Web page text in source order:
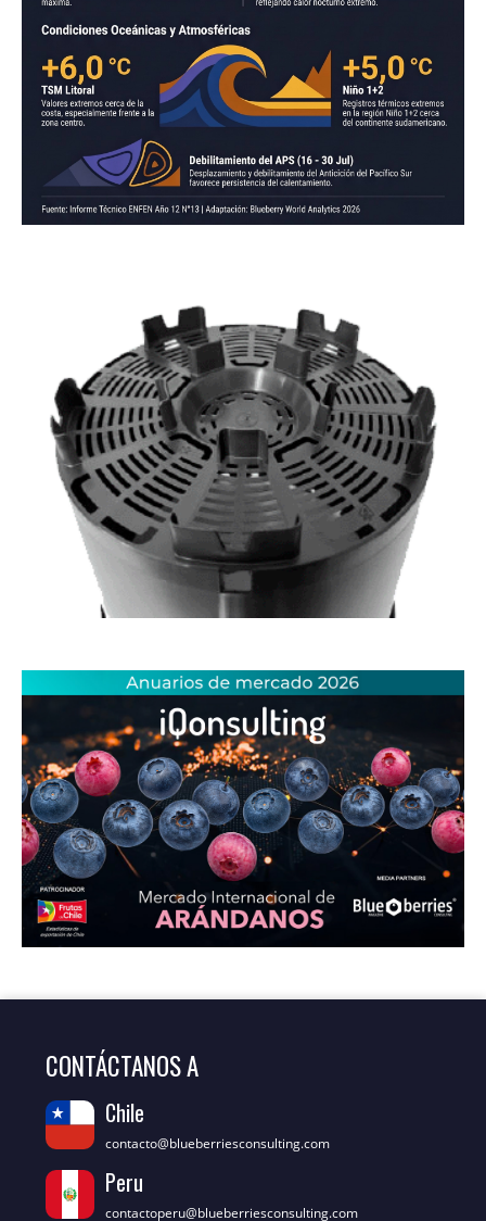
CONTÁCTANOS A
Chile
contacto@blueberriesconsulting.com
Peru
contactoperu@blueberriesconsulting.com